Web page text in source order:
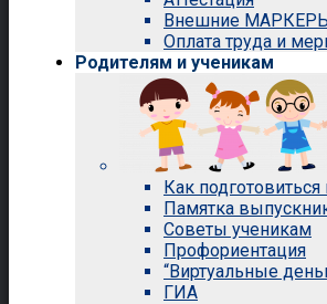
Внешние
Оплата труда и
Родителям и ученикам
Как
Памятка
Советы ученикам
Профориентация
“Виртуальные
ГИА